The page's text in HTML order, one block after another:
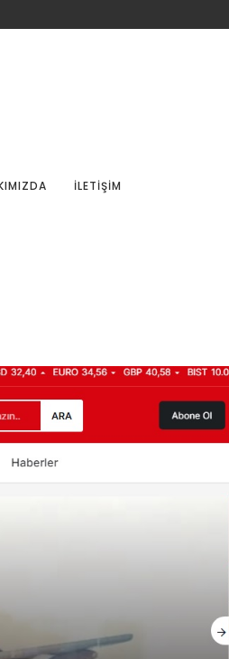
İLETIŞIM